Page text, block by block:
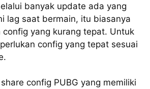
banyak update ada yang
lag saat bermain, itu biasanya
yang kurang tepat. Untuk
config yang tepat sesuai
config PUBG yang memiliki